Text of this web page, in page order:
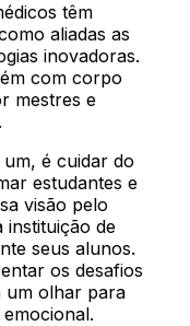
têm
aliadas as
inovadoras.
com corpo
mestres e
é cuidar do
estudantes e
visão pelo
instituição de
seus alunos.
os desafios
um olhar para